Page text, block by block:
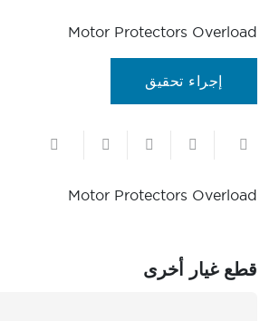
Motor Protectors Overload
إجراء تحقيق
Motor Protectors Overload
قطع غيار أخرى